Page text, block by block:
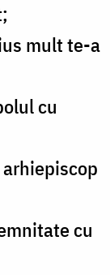
mult te-a
cu
cu